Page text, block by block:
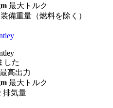
最大トルク
装備重量（燃料を除く）
した
最高出力
最大トルク
排気量